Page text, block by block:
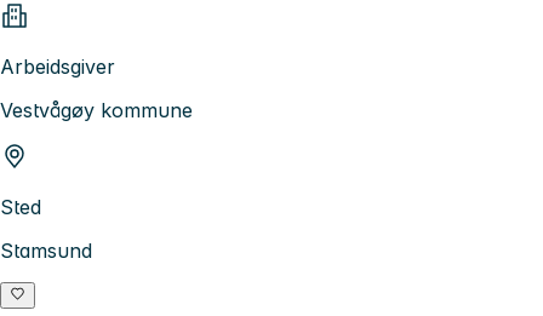
Arbeidsgiver
Vestvågøy kommune
Sted
Stamsund